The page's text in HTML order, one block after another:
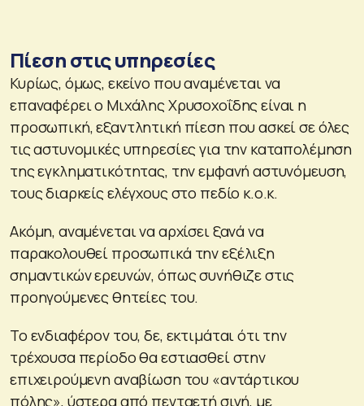
Πίεση στις υπηρεσίες
Κυρίως, όμως, εκείνο που αναμένεται να
επαναφέρει ο Μιχάλης Χρυσοχοΐδης είναι η
προσωπική, εξαντλητική πίεση που ασκεί σε όλες
τις αστυνομικές υπηρεσίες για την καταπολέμηση
της εγκληματικότητας, την εμφανή αστυνόμευση,
τους διαρκείς ελέγχους στο πεδίο κ.ο.κ.
Ακόμη, αναμένεται να αρχίσει ξανά να
παρακολουθεί προσωπικά την εξέλιξη
σημαντικών ερευνών, όπως συνήθιζε στις
προηγούμενες θητείες του.
Το ενδιαφέρον του, δε, εκτιμάται ότι την
τρέχουσα περίοδο θα εστιασθεί στην
επιχειρούμενη αναβίωση του «αντάρτικου
πόλης», ύστερα από πενταετή σιγή, με